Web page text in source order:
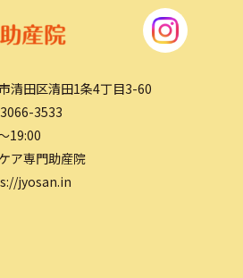
清田区清田1条4丁目3-60
3533
19:00
ア専門助産院
jyosan.in